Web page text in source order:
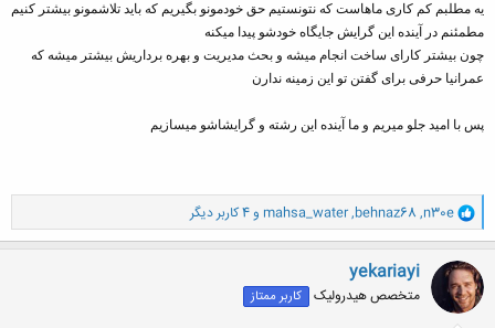
یه مطلبم کم کاری ماهاست که نتونستیم حق خودمونو بگیریم که باید تلاشمونو بیشتر کنیم
مطمئنم در آینده این گرایش جایگاه خودشو پیدا میکنه
چون بیشتر کارای ساخت انجام میشه و بحث مدیریت و بهره برداریش بیشتر میشه که
عمرانیا حرفی برای گفتن تو این زمینه ندارن
پس با امید جلو میریم و ما آینده این رشته و گرایشاشو میسازیم
و
ا
ک
ن
ش
ه
ا
n30e
,
behnaz68
,
mahsa_water و 4 کاربر دیگر
yekariayi
متخصص هیدرولیک کاربر ممتاز